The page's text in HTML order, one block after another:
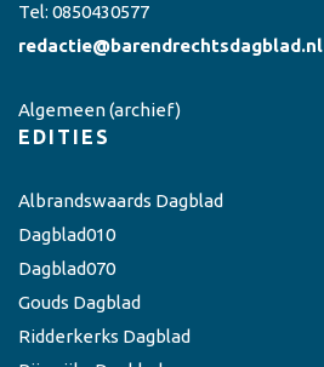
Tel: 0850430577
redactie@barendrechtsdagblad.nl
Algemeen(archief)
EDITIES
Albrandswaards Dagblad
Dagblad010
Dagblad070
Gouds Dagblad
Ridderkerks Dagblad